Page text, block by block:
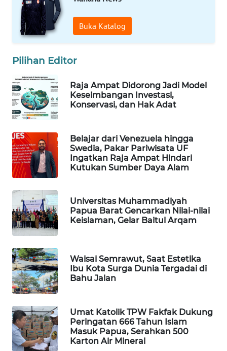
Buka Katalog
Pilihan Editor
Raja Ampat Didorong Jadi Model
Keseimbangan Investasi,
Konservasi, dan Hak Adat
Belajar dari Venezuela hingga
Swedia, Pakar Pariwisata UF
Ingatkan Raja Ampat Hindari
Kutukan Sumber Daya Alam
Universitas Muhammadiyah
Papua Barat Gencarkan Nilai-nilai
Keislaman, Gelar Baitul Arqam
Waisai Semrawut, Saat Estetika
Ibu Kota Surga Dunia Tergadai di
Bahu Jalan
Umat Katolik TPW Fakfak Dukung
Peringatan 666 Tahun Islam
Masuk Papua, Serahkan 500
Karton Air Mineral
WAHANA
DESA
WISATA
LAPAK
WAHANA
Wahana
Network
KONSUMEN
LISTRIK
MASYARAKAT
KELISTRIKAN
WALINKI
ID
MAWAKA
ID
MARTABAT
PLN
WATCH